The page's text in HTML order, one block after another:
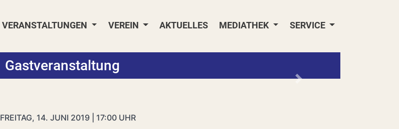
VERANSTALTUNGEN VEREIN AKTUELLES MEDIATHEK SERVICE
Gastveranstaltung
FREITAG, 14. JUNI 2019 | 17:00 UHR